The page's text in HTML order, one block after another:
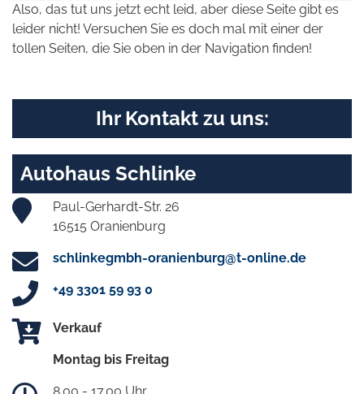
Also, das tut uns jetzt echt leid, aber diese Seite gibt es
leider nicht! Versuchen Sie es doch mal mit einer der
tollen Seiten, die Sie oben in der Navigation finden!
Ihr Kontakt zu uns:
Autohaus Schlinke
Paul-Gerhardt-Str. 26
16515 Oranienburg
schlinkegmbh-oranienburg@t-online.de
+49 3301 59 93 0
Verkauf
Montag bis Freitag